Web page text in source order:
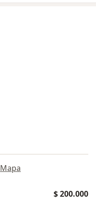
Mapa
$ 200.000